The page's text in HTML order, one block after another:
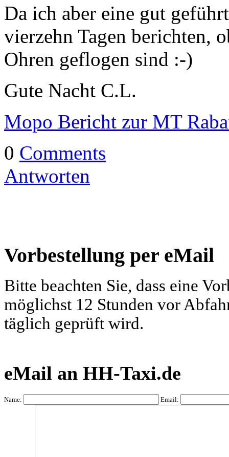
Da ich aber eine gut
vierzehn Tagen berichten,
Ohren geflogen sind :-)
Gute Nacht C.L.
Mopo Bericht zur MT
0 Comments
Antworten
Vorbestellung per eMail
Bitte beachten Sie, dass eine
möglichst 12 Stunden vor
täglich geprüft wird.
eMail an HH-Taxi.de
Name: Email: